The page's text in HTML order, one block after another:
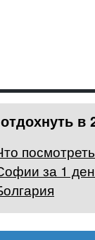
в
за 1